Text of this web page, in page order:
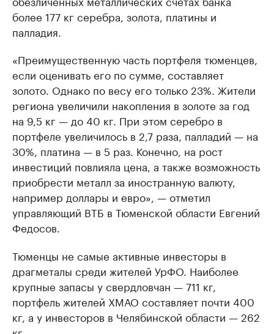
более 177 кг серебра, золота, платины и
палладия.
«Преимущественную часть портфеля тюменцев,
если оценивать его по сумме, составляет
золото. Однако по весу его только 23%. Жители
региона увеличили накопления в золоте за год
на 9,5 кг — до 40 кг. При этом серебро в
портфеле увеличилось в 2,7 раза, палладий — на
30%, платина — в 5 раз. Конечно, на рост
инвестиций повлияла цена, а также возможность
приобрести металл за иностранную валюту,
например доллары и евро», — отметил
управляющий ВТБ в Тюменской области Евгений
Федосов.
Тюменцы не самые активные инвесторы в
драгметалы среди жителей УрФО. Наиболее
крупные запасы у свердловчан — 711 кг,
портфель жителей ХМАО составляет почти 400
кг, а у инвесторов в Челябинской области — 262